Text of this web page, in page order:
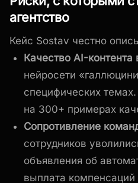
агентство
Кейс Sostav честно
Качество AI-
нейросети
специфических
на 300+ примерах
Сопротивление
сотрудников
объявления об
выплата